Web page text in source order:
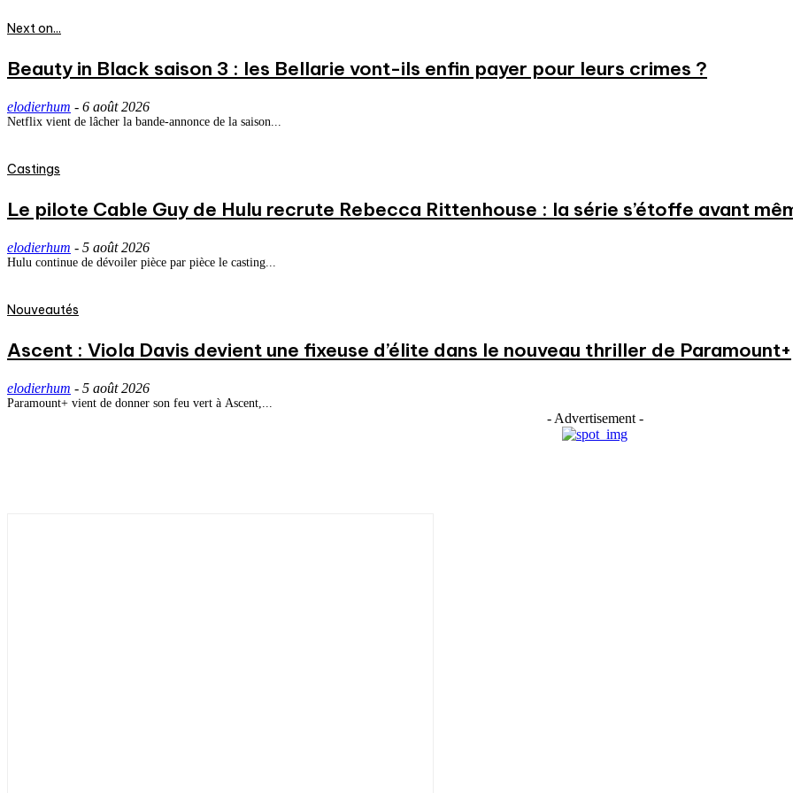
Next on...
Beauty in Black saison 3 : les Bellarie vont-ils enfin payer pour leurs crimes ?
elodierhum - 6 août 2026
Netflix vient de lâcher la bande-annonce de la saison...
Castings
Le pilote Cable Guy de Hulu recrute Rebecca Rittenhouse : la série s’étoffe avant
elodierhum - 5 août 2026
Hulu continue de dévoiler pièce par pièce le casting...
Nouveautés
Ascent : Viola Davis devient une fixeuse d’élite dans le nouveau thriller de Paramount+
elodierhum - 5 août 2026
Paramount+ vient de donner son feu vert à Ascent,...
- Advertisement -